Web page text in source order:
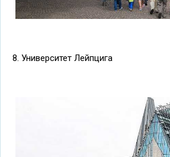
8. Университет Лейпцига